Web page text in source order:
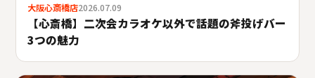
大阪心斎橋店2026.07.09
【心斎橋】二次会カラオケ以外で話題の斧投げバー
3つの魅力